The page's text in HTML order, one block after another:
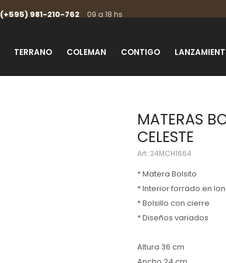
TERRANO COLEMAN CONTIGO
(+595) 981-210-762 09 a 18 hs
MATERAS
CELESTE
24MCH1664
* Matera Bolsito
* Interior forrado en
* Bolsillo con cierre
* Diseños variados
Altura 36 cm